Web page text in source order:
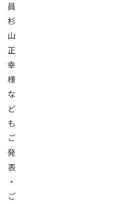
員
杉
山
正
幸
様
な
ど
も
ご
発
表
・
ご